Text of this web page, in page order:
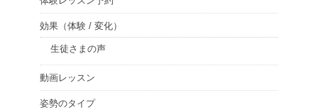
効果（体験 / 変化）
生徒さまの声
動画レッスン
姿勢のタイプ